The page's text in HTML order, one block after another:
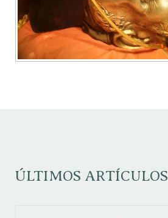
ÚLTIMOS ARTÍCULOS